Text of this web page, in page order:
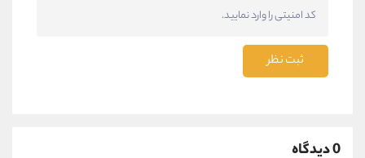
ثبت نظر
0 دیدگاه